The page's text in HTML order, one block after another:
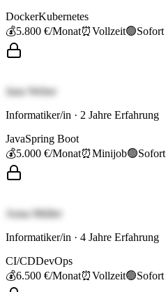
DockerKubernetes
💰5.800 €/Monat⏰Vollzeit🟢Sofort
Jana Weber
Informatiker/in · 2 Jahre Erfahrung
JavaSpring Boot
💰5.000 €/Monat⏰Minijob🟢Sofort
Anna Müller
Informatiker/in · 4 Jahre Erfahrung
CI/CDDevOps
💰6.500 €/Monat⏰Vollzeit🟢Sofort